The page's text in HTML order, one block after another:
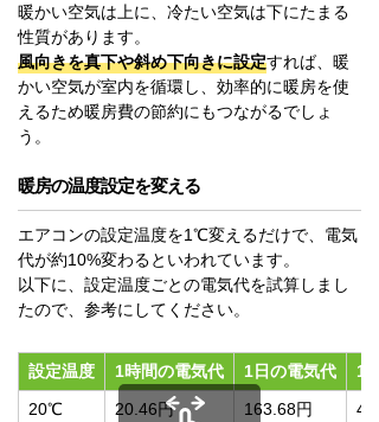
暖かい空気は上に、冷たい空気は下にたまる
性質があります。
風向きを真下や斜め下向きに設定すれば、暖
かい空気が室内を循環し、効率的に暖房を使
えるため暖房費の節約にもつながるでしょ
う。
暖房の温度設定を変える
エアコンの設定温度を1℃変えるだけで、電気
代が約10%変わるといわれています。
以下に、設定温度ごとの電気代を試算しまし
たので、参考にしてください。
設定温度 1時間の電気代 1日の電気代
1
20℃
20.46円 163.68円